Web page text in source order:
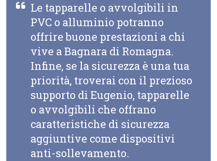
Le tapparelle o avvolgibili in
PVC o alluminio potranno
offrire buone prestazioni a chi
vive a Bagnara di Romagna.
Infine, se la sicurezza è una tua
priorità, troverai con il prezioso
supporto di Eugenio, tapparelle
o avvolgibili che offrano
caratteristiche di sicurezza
aggiuntive come dispositivi
anti-sollevamento.